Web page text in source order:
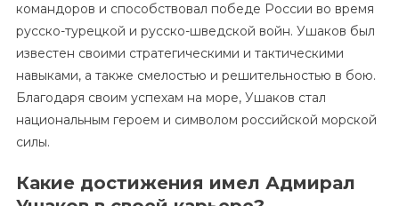
командоров и способствовал победе России во время
русско-турецкой и русско-шведской войн. Ушаков был
известен своими стратегическими и тактическими
навыками, а также смелостью и решительностью в бою.
Благодаря своим успехам на море, Ушаков стал
национальным героем и символом российской морской
силы.
Какие достижения имел Адмирал